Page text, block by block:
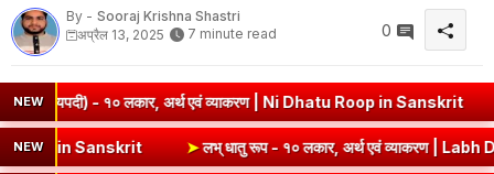
By - Sooraj Krishna Shastri
अप्रैल 13, 2025
7 minute read 0
NEW
अर्थ एवं व्याकरण | Ni Dhatu Roop in Sanskrit ➤Kabir Ke Dohe
NEW | Vrut (Vrt) Dhatu Roop in Sanskrit ➤लभ् धातु रूप - १०